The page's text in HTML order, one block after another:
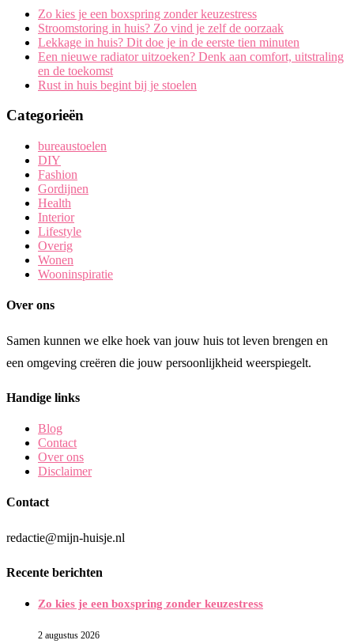
Zo kies je een boxspring zonder keuzestress
Stroomstoring in huis? Zo vind je zelf de oorzaak
Lekkage in huis? Dit doe je in de eerste tien minuten
Een nieuwe radiator uitzoeken? Denk aan comfort, uitstraling
en de toekomst
Rust in huis begint bij je stoelen
Categorieën
bureaustoelen
DIY
Fashion
Gordijnen
Health
Interior
Lifestyle
Overig
Wonen
Wooninspiratie
Over ons
Samen kunnen we elke hoek van jouw huis tot leven brengen en
een omgeving creëren die jouw persoonlijkheid weerspiegelt.
Handige links
Blog
Contact
Over ons
Disclaimer
Contact
redactie@mijn-huisje.nl
Recente berichten
Zo kies je een boxspring zonder keuzestress
2 augustus 2026